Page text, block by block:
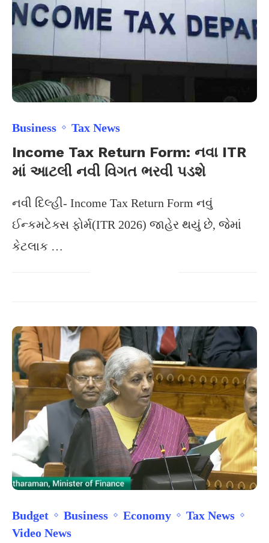
Business Tax News
Income Tax Return Form: નવા ITR
માં આટલી નવી વિગત ભરવી પડશે
નવી દિલ્હી- Income Tax Return Form નવું
ઈન્કમટેક્સ ફોર્મ(ITR 2026) જાહેર થયું છે, જેમાં
કેટલાક …
Budget Business Economy
Tax News
Video News